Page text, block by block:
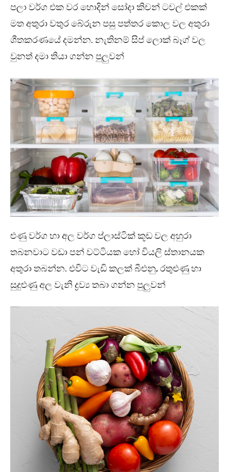
පලා වර්ග එක වර හොදින් සෝදා කිචන් ටවල් එකක්
මත අතුරා වතුර බේරුන පසු පත්තර කොල වල අතුරා
ශීතකරණයේ දමන්න. නැතිනම් සිප් ලොක් බෑග් වල
වුනත් දමා තියා ගන්න පුලුවන්
ළුණු වර්ග හා අල වර්ග ප්ලාස්ටික් කූඩ වල අහුරා
තබනවාට වඩා පන් වට්ටියක හෝ වියලි ස්තානයක
අතුරා තබන්න. එවිට වැඩි කලක් බීළුනු, රතුළුණු හා
සුදුළුණු අල වැනි ද්‍රව්‍ය තබා ගන්න පුලුවන්